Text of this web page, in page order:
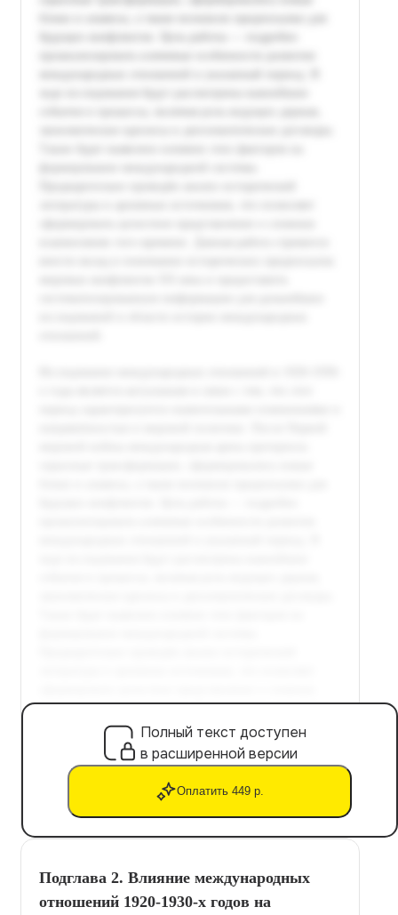
Полный текст доступен
в расширенной версии
Оплатить 449 р.
Подглава 2. Влияние международных
отношений 1920-1930-х годов на